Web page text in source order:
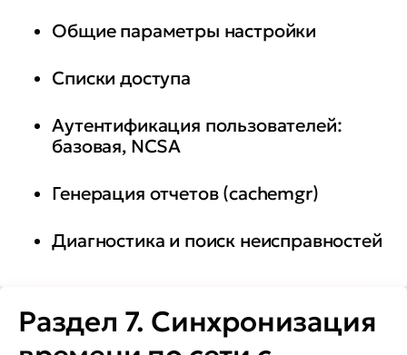
Общие параметры настройки
Списки доступа
Аутентификация пользователей:
базовая, NCSA
Генерация отчетов (cachemgr)
Диагностика и поиск неисправностей
Раздел 7. Синхронизация